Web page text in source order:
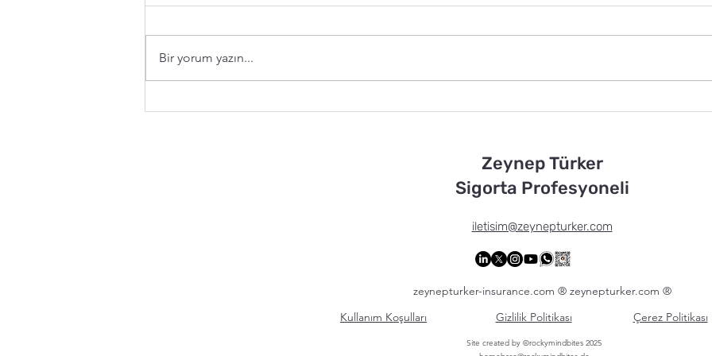
Bir yorum yazın...
Zeynep Türker
Sigorta Profesyoneli
iletisim@zeynepturker.com
zeynepturker-insurance.com ® zeynepturker.com ®
Kullanım Koşulları
Gizlilik Politikası Çerez Politikası
Site created by ©rockymindbites 2025